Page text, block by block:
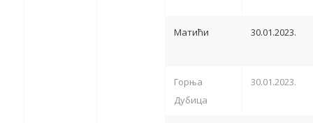
Матићи 30.01.2023.
Горња
Дубица
30.01.2023.